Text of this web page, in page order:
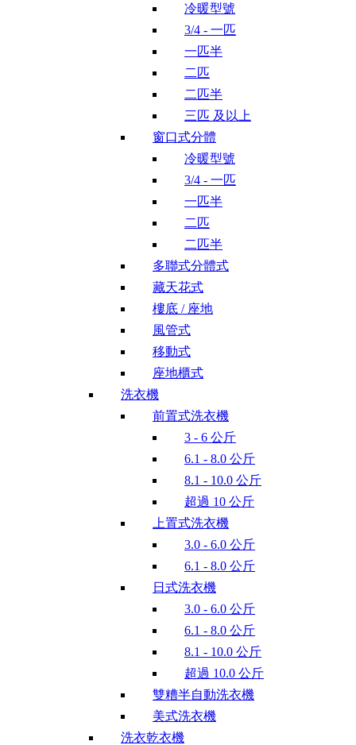
冷暖型號
3/4 - 一匹
一匹半
二匹
二匹半
三匹 及以上
窗口式分體
冷暖型號
3/4 - 一匹
一匹半
二匹
二匹半
多聯式分體式
藏天花式
樓底 / 座地
風管式
移動式
座地櫃式
洗衣機
前置式洗衣機
3 - 6 公斤
6.1 - 8.0 公斤
8.1 - 10.0 公斤
超過 10 公斤
上置式洗衣機
3.0 - 6.0 公斤
6.1 - 8.0 公斤
日式洗衣機
3.0 - 6.0 公斤
6.1 - 8.0 公斤
8.1 - 10.0 公斤
超過 10.0 公斤
雙糟半自動洗衣機
美式洗衣機
洗衣乾衣機